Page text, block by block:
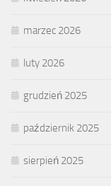
marzec 2026
luty 2026
grudzień 2025
październik 2025
sierpień 2025